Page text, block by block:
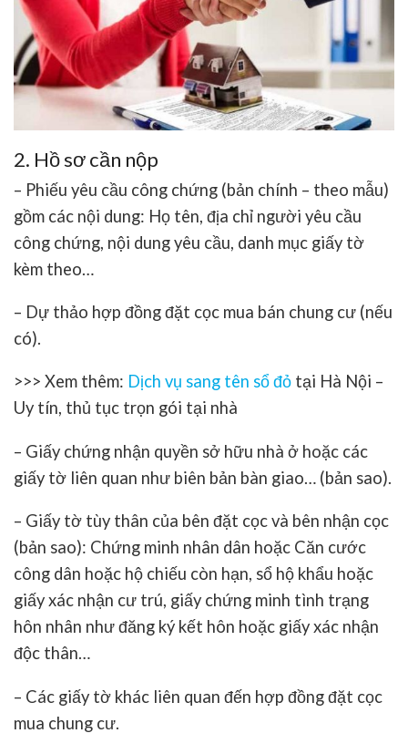
2. Hồ sơ cần nộp
– Phiếu yêu cầu công chứng (bản chính – theo mẫu)
gồm các nội dung: Họ tên, địa chỉ người yêu cầu
công chứng, nội dung yêu cầu, danh mục giấy tờ
kèm theo…
– Dự thảo hợp đồng đặt cọc mua bán chung cư (nếu
có).
>>> Xem thêm: Dịch vụ sang tên sổ đỏ tại Hà Nội –
Uy tín, thủ tục trọn gói tại nhà
– Giấy chứng nhận quyền sở hữu nhà ở hoặc các
giấy tờ liên quan như biên bản bàn giao… (bản sao).
– Giấy tờ tùy thân của bên đặt cọc và bên nhận cọc
(bản sao): Chứng minh nhân dân hoặc Căn cước
công dân hoặc hộ chiếu còn hạn, sổ hộ khẩu hoặc
giấy xác nhận cư trú, giấy chứng minh tình trạng
hôn nhân như đăng ký kết hôn hoặc giấy xác nhận
độc thân…
– Các giấy tờ khác liên quan đến hợp đồng đặt cọc
mua chung cư.